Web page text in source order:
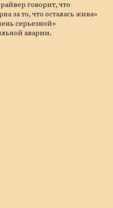
говорит, что
за то, что осталась жива»
серьезной»
аварии.